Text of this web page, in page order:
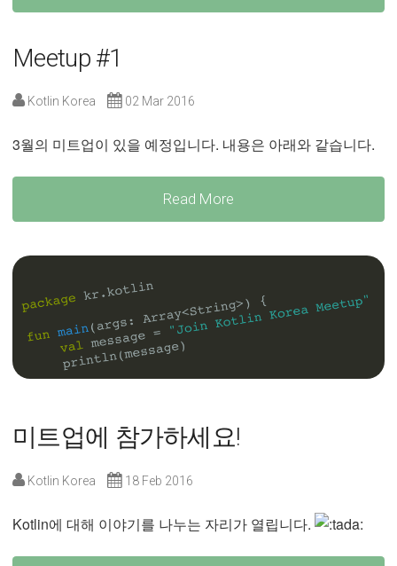
Meetup #1
Kotlin Korea 02 Mar 2016
3월의 미트업이 있을 예정입니다. 내용은 아래와 같습니다.
Read More
미트업에 참가하세요!
Kotlin Korea 18 Feb 2016
Kotlin에 대해 이야기를 나누는 자리가 열립니다.